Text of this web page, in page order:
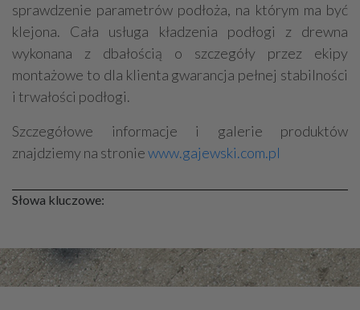
sprawdzenie parametrów podłoża, na którym ma być
klejona. Cała usługa kładzenia podłogi z drewna
wykonana z dbałością o szczegóły przez ekipy
montażowe to dla klienta gwarancja pełnej stabilności
i trwałości podłogi.
Szczegółowe informacje i galerie produktów
znajdziemy na stroniewww.gajewski.com.pl
Słowa kluczowe: